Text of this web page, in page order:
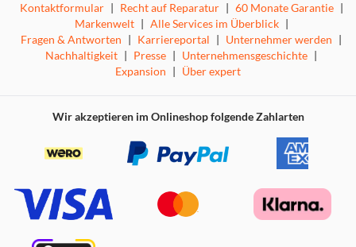
Ein Universal-LNB für 1, 2 bzw. 4 Teilnehmer liegt im
Einheit getauscht werden, sondern nur der LNB selbst,
was Ihnen Kosten erspart. Bei Bedarf kann der LNB mit
nur wenigen Handgriffen ausgetauscht werden. So können
aufrüsten.
Kontaktformular | Recht auf Reparatur | 60 Monate Garantie |
Markenwelt | Alle Services im Überblick |
Fragen & Antworten | Karriereportal | Unternehmer werden |
Nachhaltigkeit | Presse | Unternehmensgeschichte |
Expansion | Über expert
Wir akzeptieren im Onlineshop folgende Zahlarten